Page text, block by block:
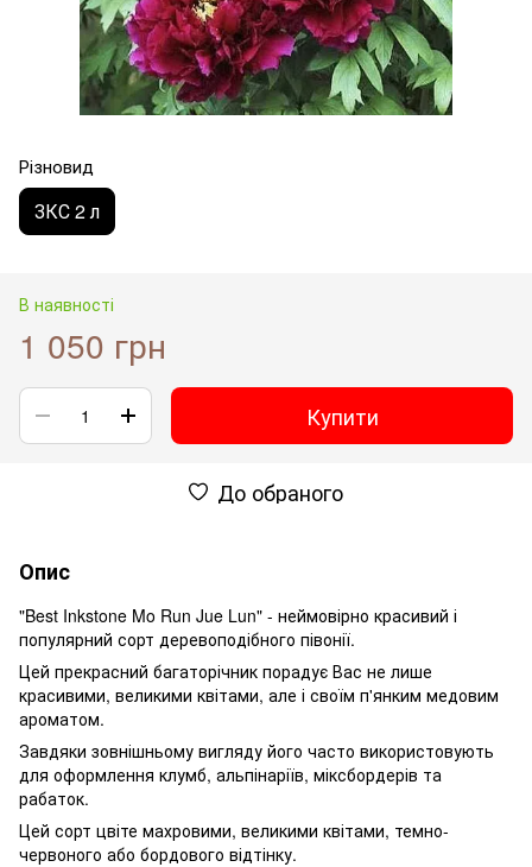
Різновид
ЗКС 2 л
В наявності
1 050 грн
Купити
До обраного
Опис
"Best Inkstone Mo Run Jue Lun" - неймовірно красивий і
популярний сорт деревоподібного півонії.
Цей прекрасний багаторічник порадує Вас не лише
красивими, великими квітами, але і своїм п'янким медовим
ароматом.
Завдяки зовнішньому вигляду його часто використовують
для оформлення клумб, альпінаріїв, міксбордерів та
рабаток.
Цей сорт цвіте махровими, великими квітами, темно-
червоного або бордового відтінку.